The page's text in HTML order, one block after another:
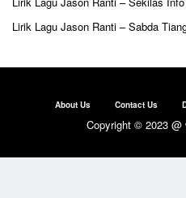
Lirik Lagu Jason Ranti – Sabda
About Us Contact Us
Copyright © 2023 @